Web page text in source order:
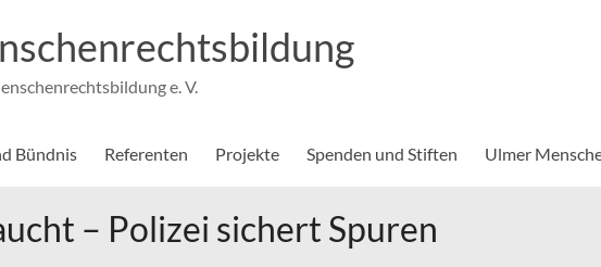
e. V.
Bündnis Referenten Projekte Spenden und Stiften Ulmer
– Polizei sichert Spuren